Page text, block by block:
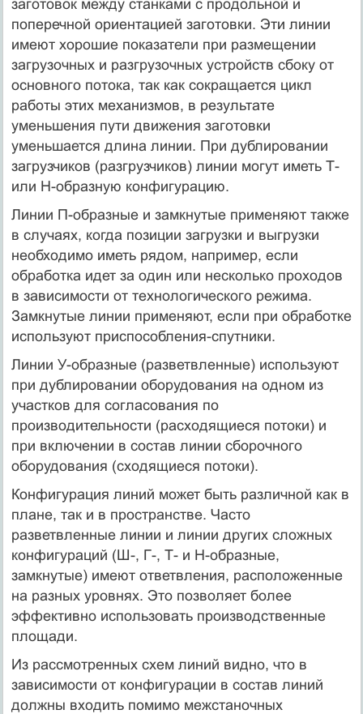
заготовок между станками с продоль­ной и
поперечной ориентацией заготовки. Эти линии
имеют хорошие показатели при размещении
загрузочных и разгрузочных устройств сбоку от
основного потока, так как сокращается цикл
работы этих механизмов, в результате
уменьшения пути движения заготовки
уменьшается длина линии. При дублировании
загрузчиков (разгруз­чиков) линии могут иметь Т-
или Н-образную конфигурацию.
Линии П-образные и замкнутые применяют также
в случаях, когда позиции загрузки и выгрузки
необходимо иметь рядом, на­пример, если
обработка идет за один или несколько проходов
в за­висимости от технологического режима.
Замкнутые линии приме­няют, если при обработке
используют приспособления-спутники.
Линии У-образные (разветвленные) используют
при дублиро­вании оборудования на одном из
участков для согласования по
производительности (расходящиеся потоки) и
при включении в со­став линии сборочного
оборудования (сходящиеся потоки).
Конфигурация линий может быть различной как в
плане, так и в пространстве. Часто
разветвленные линии и линии других сложных
конфигураций (Ш-, Г-, Т- и Н-образные,
замкнутые) имеют ответвления, расположенные
на разных уровнях. Это по­зволяет более
эффективно использовать производственные
площади.
Из рассмотренных схем линий видно, что в
зависимости от кон­фигурации в состав линий
должны входить помимо межстаночных